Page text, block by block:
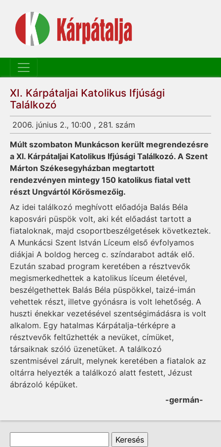
XI. Kárpátaljai Katolikus Ifjúsági
Találkozó
2006. június 2., 10:00 , 281. szám
Múlt szombaton Munkácson került megrendezésre
a XI. Kárpátaljai Katolikus Ifjúsági Találkozó. A Szent
Márton Székesegyházban megtartott
rendezvényen mintegy 150 katolikus fiatal vett
részt Ungvártól Kőrösmezőig.
Az idei találkozó meghívott előadója Balás Béla
kaposvári püspök volt, aki két előadást tartott a
fiataloknak, majd csoportbeszélgetések következtek.
A Munkácsi Szent István Líceum első évfolyamos
diákjai A boldog herceg c. színdarabot adták elő.
Ezután szabad program keretében a résztvevők
megismerkedhettek a katolikus líceum életével,
beszélgethettek Balás Béla püspökkel, taizé-imán
vehettek részt, illetve gyónásra is volt lehetőség. A
huszti énekkar vezetésével szentségimádásra is volt
alkalom. Egy hatalmas Kárpátalja-térképre a
résztvevők feltűzhették a nevüket, címüket,
társaiknak szóló üzenetüket. A találkozó
szentmisével zárult, melynek keretében a fiatalok az
oltárra helyezték a találkozó alatt festett, Jézust
ábrázoló képüket.
-germán-
Keresés űrlap
Keresés